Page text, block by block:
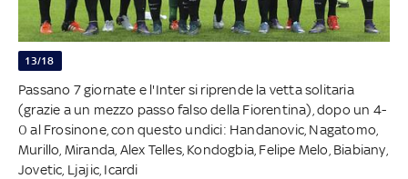
13/18
Passano 7 giornate e l'Inter si riprende la vetta solitaria
(grazie a un mezzo passo falso della Fiorentina), dopo un 4-
0 al Frosinone, con questo undici: Handanovic, Nagatomo,
Murillo, Miranda, Alex Telles, Kondogbia, Felipe Melo, Biabiany,
Jovetic, Ljajic, Icardi